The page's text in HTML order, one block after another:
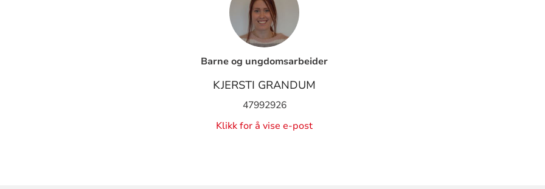
Barne og ungdomsarbeider
KJERSTI GRANDUM
47992926
Klikk for å vise e-post